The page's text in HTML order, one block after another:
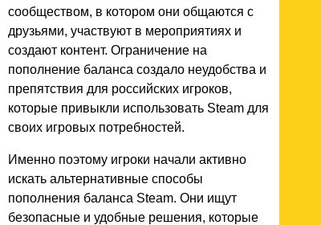
сообществом, в котором они общаются с
друзьями, участвуют в мероприятиях и
создают контент. Ограничение на
пополнение баланса создало неудобства и
препятствия для российских игроков,
которые привыкли использовать Steam для
своих игровых потребностей.
Именно поэтому игроки начали активно
искать альтернативные способы
пополнения баланса Steam. Они ищут
безопасные и удобные решения, которые